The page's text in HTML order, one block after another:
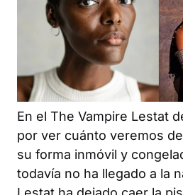
En el The Vampire Lestat
por ver cuánto veremos
su forma inmóvil y
todavía no ha llegado a la